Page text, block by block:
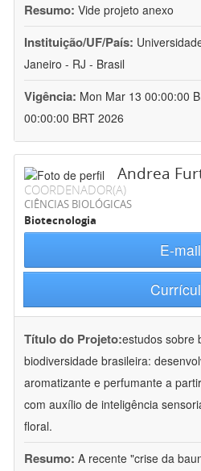
Resumo: Vide projeto anexo
Instituição/UF/País:
Janeiro - RJ - Brasil
Vigência: Mon Mar 13 00:00:00
00:00:00 BRT 2026
Andrea
COORDENADOR(A)
CIÊNCIAS BIOLÓGICAS
Biotecnologia
E-mail
Título do Projeto:estudos sobre
biodiversidade brasileira:
aromatizante e perfumante a
com auxílio de inteligência
floral.
Resumo: A recente "crise da